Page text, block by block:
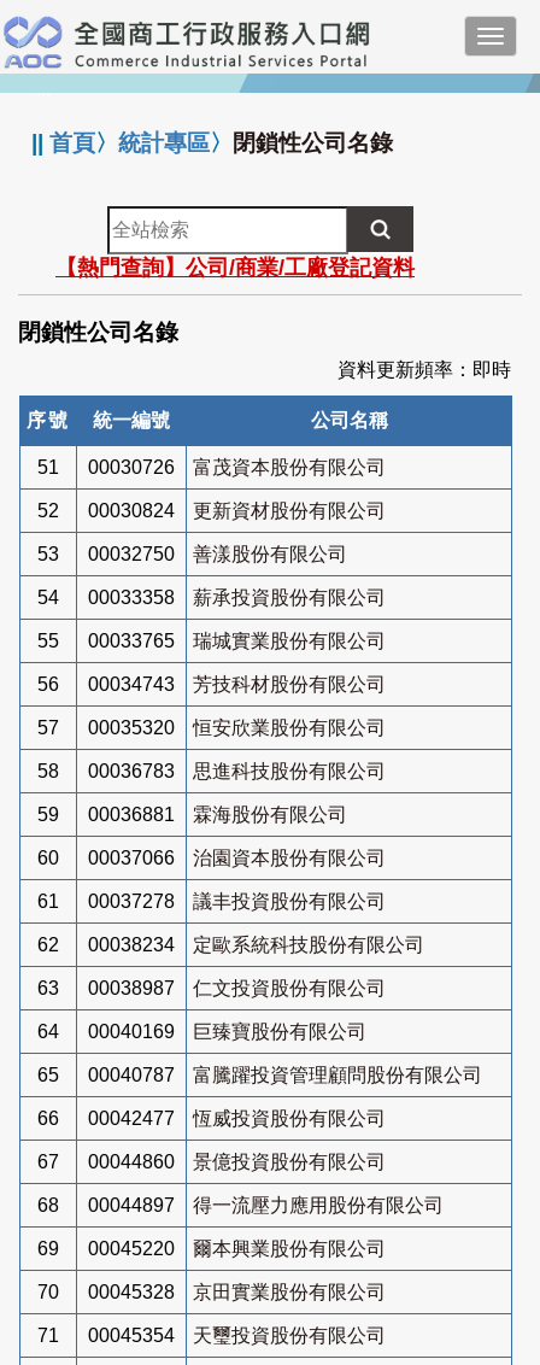
跳
到
主
要
:::
||首頁〉統計專區〉 閉鎖性公司名錄
全
站
檢
索
【熱門查詢】公司/商業/工廠登記資料
閉鎖性公司名錄
資料更新頻率：即時
序號 統一編號 公司名稱
51 00030726 富茂資本股份有限公司
52 00030824 更新資材股份有限公司
53 00032750 善漾股份有限公司
54 00033358 薪承投資股份有限公司
55 00033765 瑞城實業股份有限公司
56 00034743 芳技科材股份有限公司
57 00035320 恒安欣業股份有限公司
58 00036783 思進科技股份有限公司
59 00036881 霖海股份有限公司
60 00037066 治園資本股份有限公司
61 00037278 議丰投資股份有限公司
62 00038234 定歐系統科技股份有限公司
63 00038987 仁文投資股份有限公司
64 00040169 巨臻寶股份有限公司
65 00040787 富騰躍投資管理顧問股份有限公司
66 00042477 恆威投資股份有限公司
67 00044860 景億投資股份有限公司
68 00044897 得一流壓力應用股份有限公司
69 00045220 爾本興業股份有限公司
70 00045328 京田實業股份有限公司
71 00045354 天璽投資股份有限公司